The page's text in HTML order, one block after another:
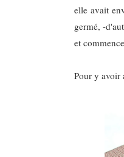
elle avait
germé, -
et
Pour y avoir